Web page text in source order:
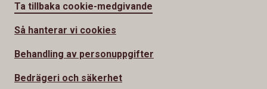
Ta tillbaka cookie-medgivande
Så hanterar vi cookies
Behandling av personuppgifter
Bedrägeri och säkerhet